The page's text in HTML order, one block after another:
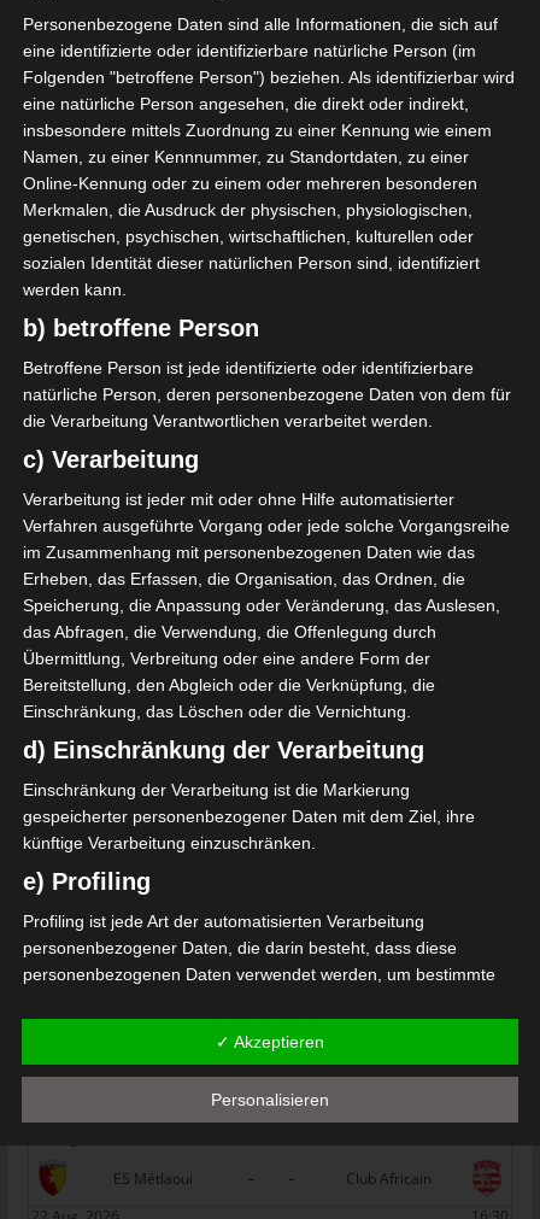
71'
M. Hedi Jertila
Tor
Y. Ben Souda
88'
AUFSTELLUNGEN
Espoir Sportif de Hammam Sousse (ESHS)
O Y. Ben Souda 88'
Espérance Sportive de Zarzis (ESZ)
O M. Hedi Jertila 71'
Olympique de Béjà (OB) – Étoile Sportive de Métla
oui (ESM)
Union Sportive de Tataouine (UST) – Avenir Sportif
de Rejiche (ASR)
SPIELTAG 1
22 Aug. 2026
16:30
PS Sakiet Eddaïer
Stade Tunisien
- -
CS Sfax
22 Aug. 2026
16:30
ES Hammam Sousse
- -
US Monastir
22 Aug. 2026
16:30
- -
ES Métlaoui
- -
Club Africain
Personenbezogene Daten sind alle Informationen, die sich auf
eine identifizierte oder identifizierbare natürliche Person (im
Folgenden "betroffene Person") beziehen. Als identifizierbar wird
eine natürliche Person angesehen, die direkt oder indirekt,
insbesondere mittels Zuordnung zu einer Kennung wie einem
Namen, zu einer Kennnummer, zu Standortdaten, zu einer
Online-Kennung oder zu einem oder mehreren besonderen
Merkmalen, die Ausdruck der physischen, physiologischen,
genetischen, psychischen, wirtschaftlichen, kulturellen oder
sozialen Identität dieser natürlichen Person sind, identifiziert
werden kann.
b) betroffene Person
Betroffene Person ist jede identifizierte oder identifizierbare
natürliche Person, deren personenbezogene Daten von dem für
die Verarbeitung Verantwortlichen verarbeitet werden.
c) Verarbeitung
Verarbeitung ist jeder mit oder ohne Hilfe automatisierter
Verfahren ausgeführte Vorgang oder jede solche Vorgangsreihe
im Zusammenhang mit personenbezogenen Daten wie das
Erheben, das Erfassen, die Organisation, das Ordnen, die
Speicherung, die Anpassung oder Veränderung, das Auslesen,
das Abfragen, die Verwendung, die Offenlegung durch
Übermittlung, Verbreitung oder eine andere Form der
Bereitstellung, den Abgleich oder die Verknüpfung, die
Einschränkung, das Löschen oder die Vernichtung.
d) Einschränkung der Verarbeitung
Einschränkung der Verarbeitung ist die Markierung
gespeicherter personenbezogener Daten mit dem Ziel, ihre
künftige Verarbeitung einzuschränken.
e) Profiling
Profiling ist jede Art der automatisierten Verarbeitung
personenbezogener Daten, die darin besteht, dass diese
personenbezogenen Daten verwendet werden, um bestimmte
Arbeitsleistung, wirtschaftlicher Lage, Gesundheit, persönlicher
Vorlieben, Interessen, Zuverlässigkeit, Verhalten, Aufenthaltsort
oder Ortswechsel dieser natürlichen Person zu analysieren oder
f) Pseudonymisierung
Pseudonymisierung ist die Verarbeitung personenbezogener
✓ Akzeptieren
Personalisieren